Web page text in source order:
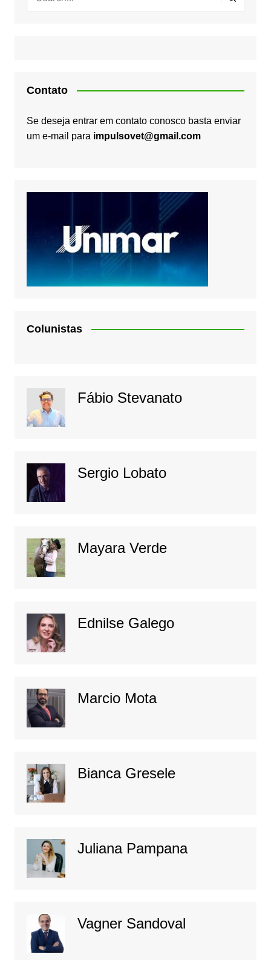
Contato
Se deseja entrar em contato conosco basta enviar
um e-mail para impulsovet@gmail.com
Colunistas
Fábio Stevanato
Sergio Lobato
Mayara Verde
Ednilse Galego
Marcio Mota
Bianca Gresele
Juliana Pampana
Vagner Sandoval